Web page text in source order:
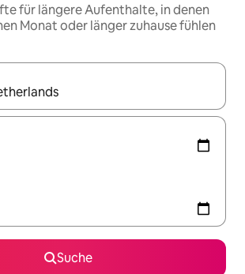
für längere Aufenthalte, in denen
Monat oder länger zuhause fühlen
verfügbar sind, navigiere mit den
Suche